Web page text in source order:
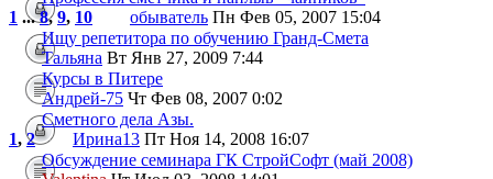
1 ...8,9, 10 обыватель Пн Фев 05, 2007 15:04
Ищу репетитора по обучению Гранд-Смета
Тальяна Вт Янв 27, 2009 7:44
Курсы в Питере
Андрей-75 Чт Фев 08, 2007 0:02
Сметного дела Азы.
1,2 Ирина13 Пт Ноя 14, 2008 16:07
Обсуждение семинара ГК СтройСофт (май 2008)